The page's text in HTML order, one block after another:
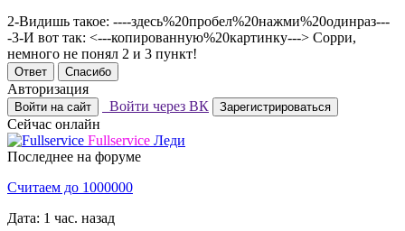
2-Видишь такое: ----здесь%20пробел%20нажми%20одинраз---
-3-И вот так: <---копированную%20картинку---> Сорри,
немного не понял 2 и 3 пункт!
Ответ Спасибо
Авторизация
Войти на сайт Войти через ВК Зарегистрироваться
Сейчас онлайн
Fullservice Леди
Последнее на форуме
Считаем до 1000000
Дата: 1 час. назад